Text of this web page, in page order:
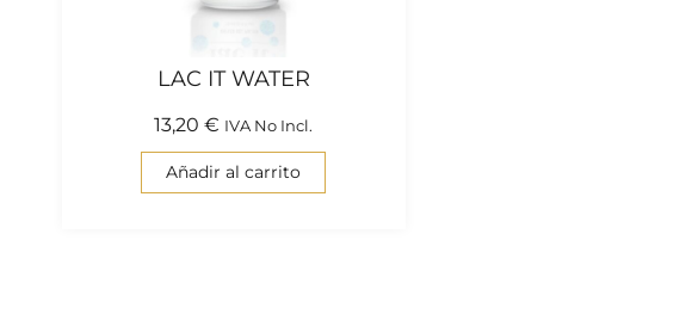
LAC IT WATER
13,20€ IVA No Incl.
Añadir al carrito